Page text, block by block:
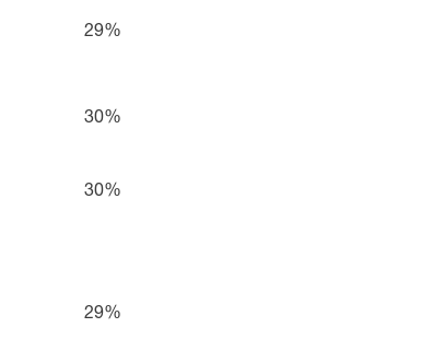
29%
30%
30%
29%